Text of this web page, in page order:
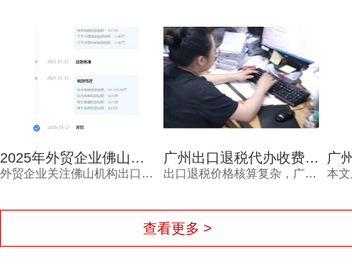
2025年外贸企业佛山机构出口退税报价多少？选错白花钱
外贸企业关注佛山机构出口退税报价，但真正需要的是安全、高效的退税结果。本文分析报价差异原因，解读2025年出口退税政策变化，并介绍鸿裕财税透明定价、不成功免费退、一手团队不外包等核心优势。
广州出口退税代办收费，为何从几千到上万不等？一文读懂
出口退税价格核算复杂，广州出口退税代办收费从几千到上万不等，究竟差在哪里？本文梳理影响收费的核心因素与价格核算风险，并解读鸿裕财税的透明报价策略。
查看更多 >